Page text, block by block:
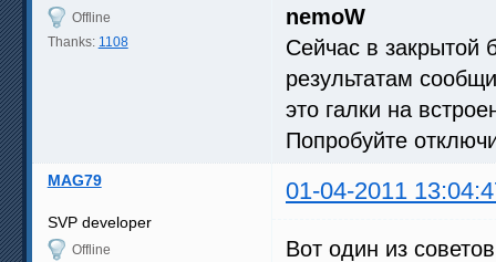
Offline
Thanks: 1108
nemoW
Сейчас в закрытой
результатам
это галки на
Попробуйте
MAG79 01-04-2011
SVP developer
Offline
Вот один из